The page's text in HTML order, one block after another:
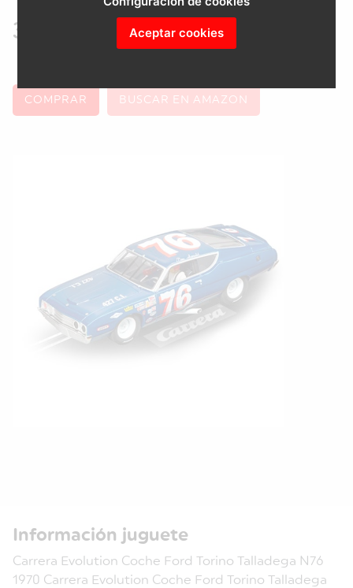
34.95 €
COMPRAR BUSCAR EN AMAZON
Información juguete
Carrera Evolution Coche Ford Torino Talladega N76
1970 Carrera Evolution Coche Ford Torino Talladega
Aceptar cookies